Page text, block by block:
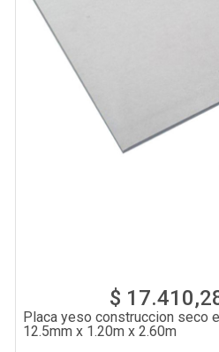
$
Placa yeso construccion seco
12.5mm x 1.20m x 2.60m